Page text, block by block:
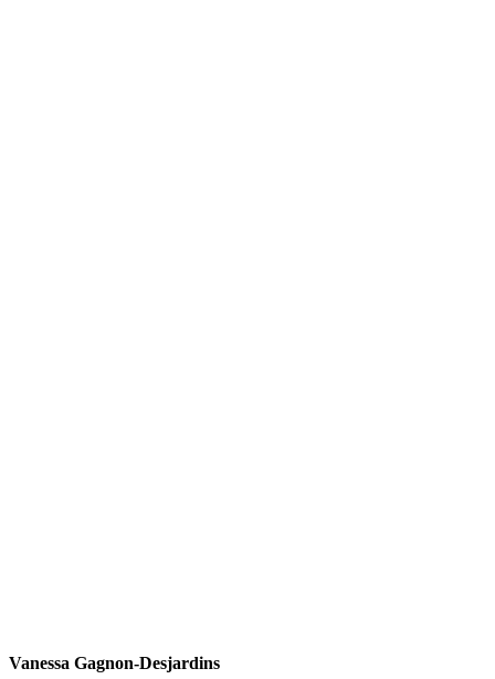
Vanessa Gagnon-Desjardins